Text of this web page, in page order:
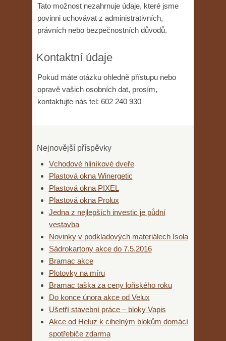
Tato možnost nezahrnuje údaje, které jsme
povinni uchovávat z administrativních,
právních nebo bezpečnostních důvodů.
Kontaktní údaje
Pokud máte otázku ohledně přístupu nebo
opravě vašich osobních dat, prosím,
kontaktujte nás tel: 602 240 930
Nejnovější příspěvky
Vchodové hliníkové dveře
Plastová okna Winergetic
Plastová okna PIXEL
Plastová okna Prolux
Jedna z nejlepších investic je půdní
vestavba
Novinky v podkladových materiálech Isola
Sádrokartony akce do 7.5.2016
Bramac akce
Plotovky na míru
Bramac taška za ceny loňského roku
Do konce února akce od Velux
Ušetří stavební práce – bloky Vapis
Akce od Heluz k cihelným blokům domácí
spotřebiče zdarma